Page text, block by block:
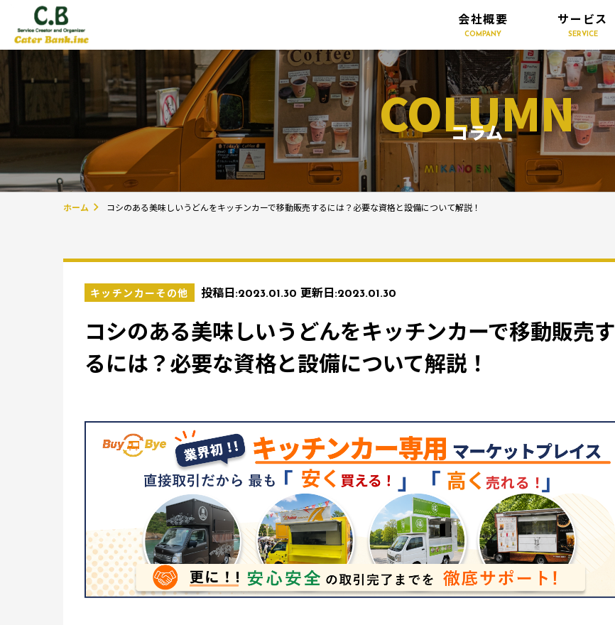
会社概要
COMPANY
サービス
SERVICE
COLUMN
コラム
ホーム コシのある美味しいうどんをキッチンカーで移動販売するには？必要な資格と設備について解説！
キッチンカーその他 投稿日:2023.01.30 更新日:2023.01.30
コシのある美味しいうどんをキッチンカーで移動販売す
るには？必要な資格と設備について解説！